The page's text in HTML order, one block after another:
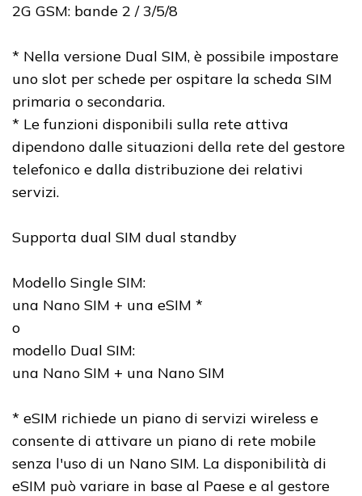
2G GSM: bande 2 / 3/5/8
* Nella versione Dual SIM, è possibile impostare
uno slot per schede per ospitare la scheda SIM
primaria o secondaria.
* Le funzioni disponibili sulla rete attiva
dipendono dalle situazioni della rete del gestore
telefonico e dalla distribuzione dei relativi
servizi.
Supporta dual SIM dual standby
Modello Single SIM:
una Nano SIM + una eSIM *
o
modello Dual SIM:
una Nano SIM + una Nano SIM
* eSIM richiede un piano di servizi wireless e
consente di attivare un piano di rete mobile
senza l'uso di un Nano SIM. La disponibilità di
eSIM può variare in base al Paese e al gestore